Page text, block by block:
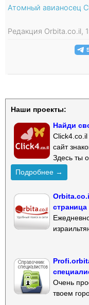
Атомный авианосец
Редакция Orbita.co.il,
Наши проекты:
Найди
сайт
Здесь ты
Подробнее →
страница
Очень
твоем